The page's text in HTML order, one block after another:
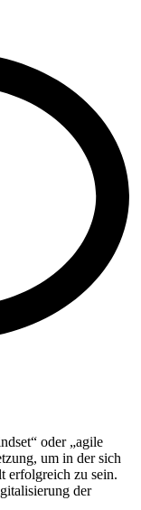
oder „agile
um in der sich
erfolgreich zu sein.
der